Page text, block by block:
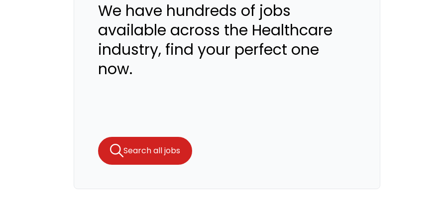
We have hundreds of jobs
available across the Healthcare
industry, find your perfect one
now.
Search all jobs